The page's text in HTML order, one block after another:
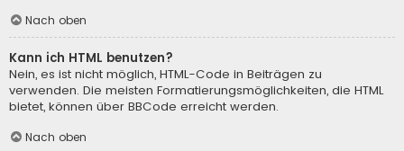
Nach oben
Kann ich HTML benutzen?
Nein, es ist nicht möglich, HTML-Code in Beiträgen zu
verwenden. Die meisten Formatierungsmöglichkeiten, die HTML
bietet, können über BBCode erreicht werden.
Nach oben